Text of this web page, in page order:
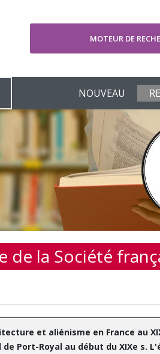
MOTEUR DE
NOUVEAU
de la Société
et aliénisme en France au
Port-Royal au début du XIXe s.